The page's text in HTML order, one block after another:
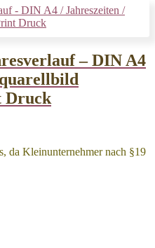
– DIN A4
Druck
da Kleinunternehmer nach §19